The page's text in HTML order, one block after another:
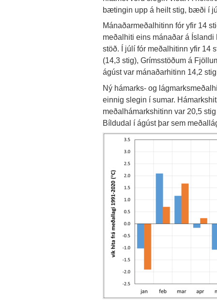
bætingin upp á heilt stig, bæði í
Mánaðarmeðalhitinn fór yfir 14
meðalhiti eins mánaðar á
stöð. Í júlí fór meðalhitinn yfir 14
(14,3 stig), Grímsstöðum á
ágúst var mánaðarhitinn 14,2
Ný hámarks- og
einnig slegin í sumar.
meðalhámarkshitinn var 20,5
Bíldudal í ágúst þar sem